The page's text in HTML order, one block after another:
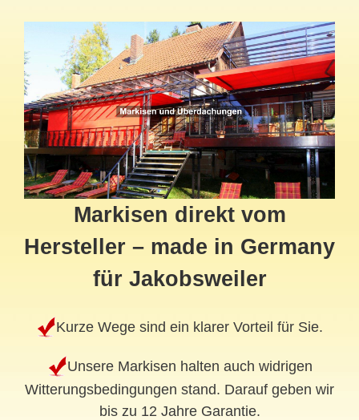
Markisen direkt vom
Hersteller – made in Germany
für Jakobsweiler
Kurze Wege sind ein klarer Vorteil für Sie.
Unsere Markisen halten auch widrigen
Witterungsbedingungen stand. Darauf geben wir
bis zu 12 Jahre Garantie.